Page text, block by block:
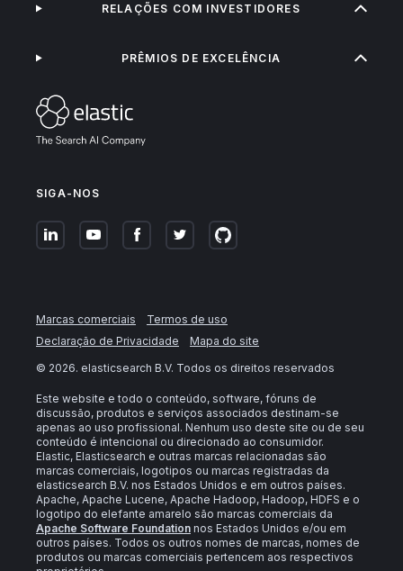
SIGA-NOS
RELAÇÕES COM INVESTIDORES
PRÊMIOS DE EXCELÊNCIA
Marcas comerciais
Termos de uso
Declaração de Privacidade
Mapa do site
© 2026. elasticsearch B.V. Todos os direitos reservados
Este website e todo o conteúdo, software, fóruns de
discussão, produtos e serviços associados destinam-se
apenas ao uso profissional. Nenhum uso deste site ou de seu
conteúdo é intencional ou direcionado ao consumidor.
Elastic, Elasticsearch e outras marcas relacionadas são
marcas comerciais, logotipos ou marcas registradas da
elasticsearch B.V. nos Estados Unidos e em outros países.
Apache, Apache Lucene, Apache Hadoop, Hadoop, HDFS e o
logotipo do elefante amarelo são marcas comerciais da
Apache Software Foundation nos Estados Unidos e/ou em
outros países. Todos os outros nomes de marcas, nomes de
produtos ou marcas comerciais pertencem aos respectivos